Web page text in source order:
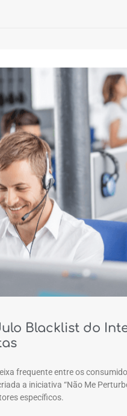
Blacklist do
frequente entre os
a iniciativa “Não Me
específicos.